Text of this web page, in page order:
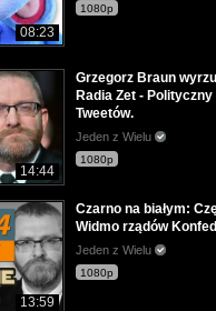
08:23
1080p
14:44
Grzegorz Braun
Radia Zet - Polityczny
Tweetów.
Jeden z Wielu
1080p
13:59
Czarno na białym:
Widmo rządów
Jeden z Wielu
1080p